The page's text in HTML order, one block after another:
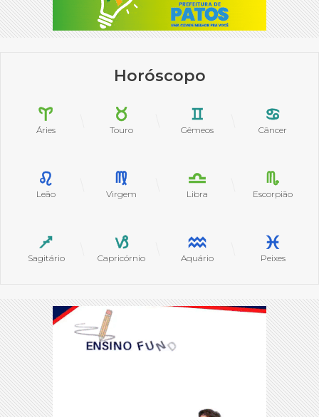
Horóscopo
Áries Touro Gêmeos Câncer
Leão Virgem Libra Escorpião
Sagitário Capricórnio Aquário Peixes